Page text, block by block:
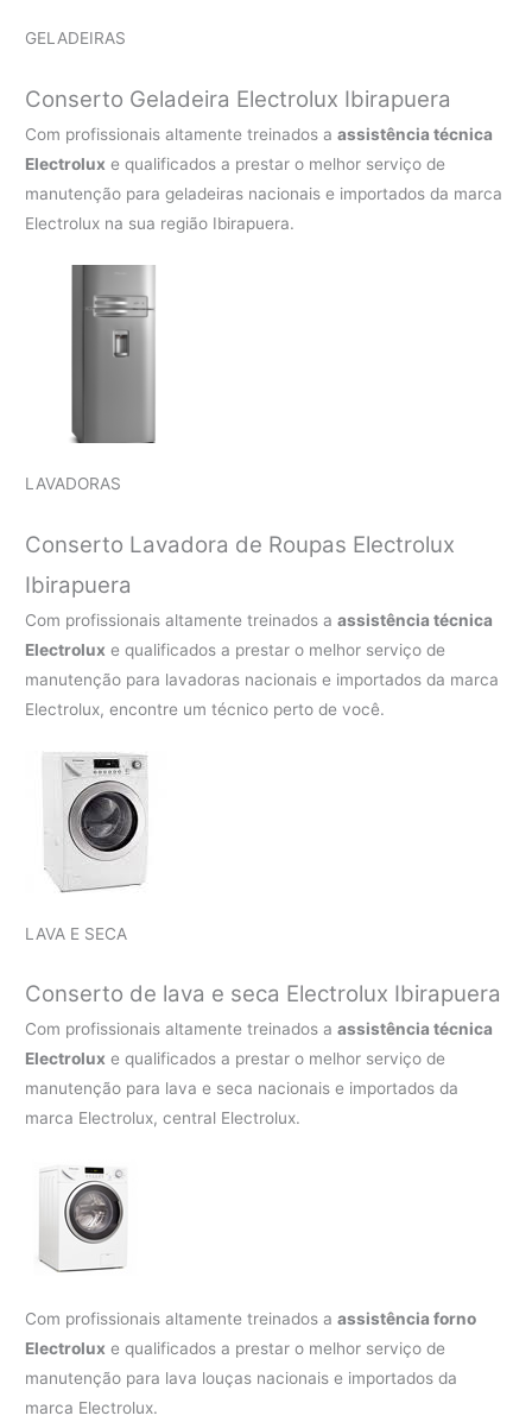
GELADEIRAS
Conserto Geladeira Electrolux Ibirapuera
Com profissionais altamente treinados aassistência técnica
Electrolux e qualificados a prestar o melhor serviço de
manutenção para geladeiras nacionais e importados da marca
Electrolux na sua região Ibirapuera.
LAVADORAS
Conserto Lavadora de Roupas Electrolux
Ibirapuera
Com profissionais altamente treinados aassistência técnica
Electrolux e qualificados a prestar o melhor serviço de
manutenção para lavadoras nacionais e importados da marca
Electrolux, encontre um técnico perto de você.
LAVA E SECA
Conserto de lava e seca Electrolux Ibirapuera
Com profissionais altamente treinados aassistência técnica
Electrolux e qualificados a prestar o melhor serviço de
manutenção para lava e seca nacionais e importados da
marca Electrolux, central Electrolux.
Com profissionais altamente treinados aassistência forno
Electrolux e qualificados a prestar o melhor serviço de
manutenção para lava louças nacionais e importados da
marca Electrolux.